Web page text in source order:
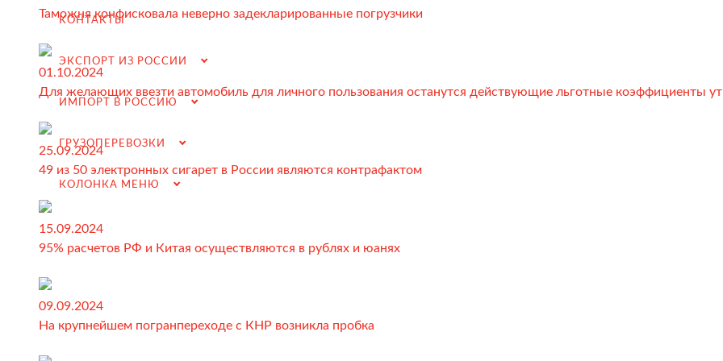
КОНТАКТЫ
ЭКСПОРТ ИЗ РОССИИ
ИМПОРТ В РОССИЮ
ГРУЗОПЕРЕВОЗКИ
КОЛОНКА МЕНЮ
Завершение сделки
Возмещение НДС при Импорте
Подбор иностранных поставщиков
Продвижение на российском рынке
(для иностранных компаний)
.
Грузоперевозки
Грузоперевозки из Китая
Таможня конфисковала неверно задекларированные погрузчики
01.10.2024
Для желающих ввезти автомобиль для личного пользования останутся действующие льготные коэффициенты
25.09.2024
49 из 50 электронных сигарет в России являются контрафактом
15.09.2024
95% расчетов РФ и Китая осуществляются в рублях и юанях
09.09.2024
На крупнейшем погранпереходе с КНР возникла пробка